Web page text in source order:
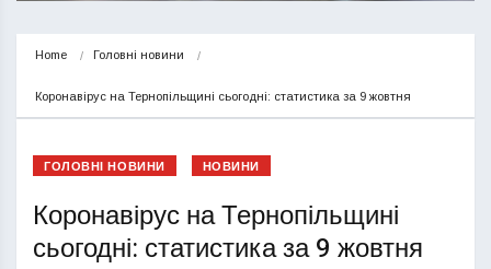
Home Головні новини
Коронавірус на Тернопільщині сьогодні: статистика за 9 жовтня
ГОЛОВНІ НОВИНИ НОВИНИ
Коронавірус на Тернопільщині
сьогодні: статистика за 9 жовтня